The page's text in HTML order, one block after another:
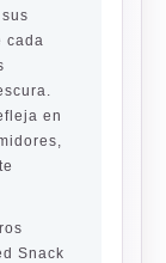
cada
en
Snack